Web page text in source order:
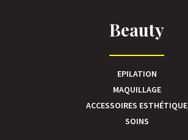
Beauty
EPILATION
MAQUILLAGE
ACCESSOIRES ESTHÉTIQUE
SOINS